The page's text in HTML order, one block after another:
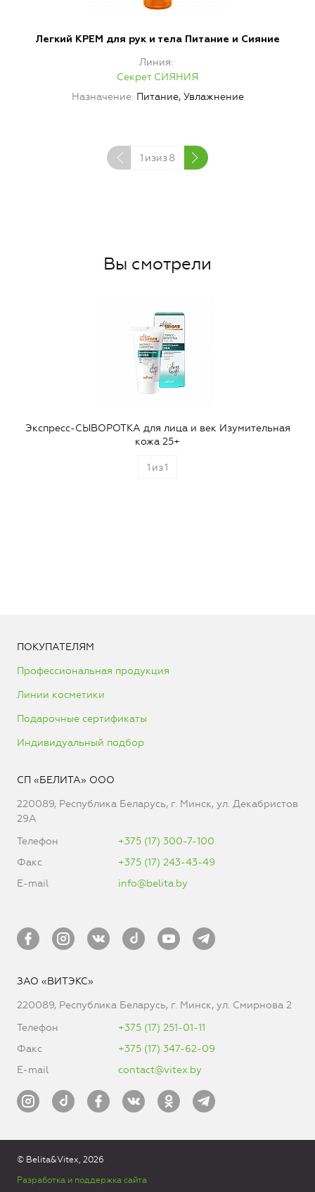
Легкий КРЕМ для рук и тела Питание и Сияние
Линия
Секрет СИЯНИЯ
Назначение Питание, Увлажнение
1 изиз8
Вы смотрели
Экспресс-СЫВОРОТКА для лица и век Изумительная
кожа 25+
1 из1
ПОКУПАТЕЛЯМ
Профессиональная продукция
Линии косметики
Подарочные сертификаты
Индивидуальный подбор
СП «БЕЛИТА» ООО
220089, Республика Беларусь, г. Минск, ул. Декабристов
29А
Телефон
+375 (17) 300-7-100
Факс
+375 (17) 243-43-49
E-mail
info@belita.by
ЗАО «ВИТЭКС»
220089, Республика Беларусь, г. Минск, ул. Смирнова 2
Телефон
+375 (17) 251-01-11
Факс
+375 (17) 347-62-09
E-mail
contact@vitex.by
© Belita&Vitex, 2026
Разработка и поддержка сайта